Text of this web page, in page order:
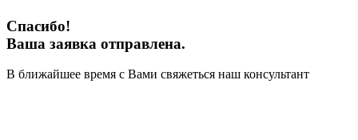
Спасибо!
Ваша заявка отправлена.
В ближайшее время с Вами свяжеться наш консультант